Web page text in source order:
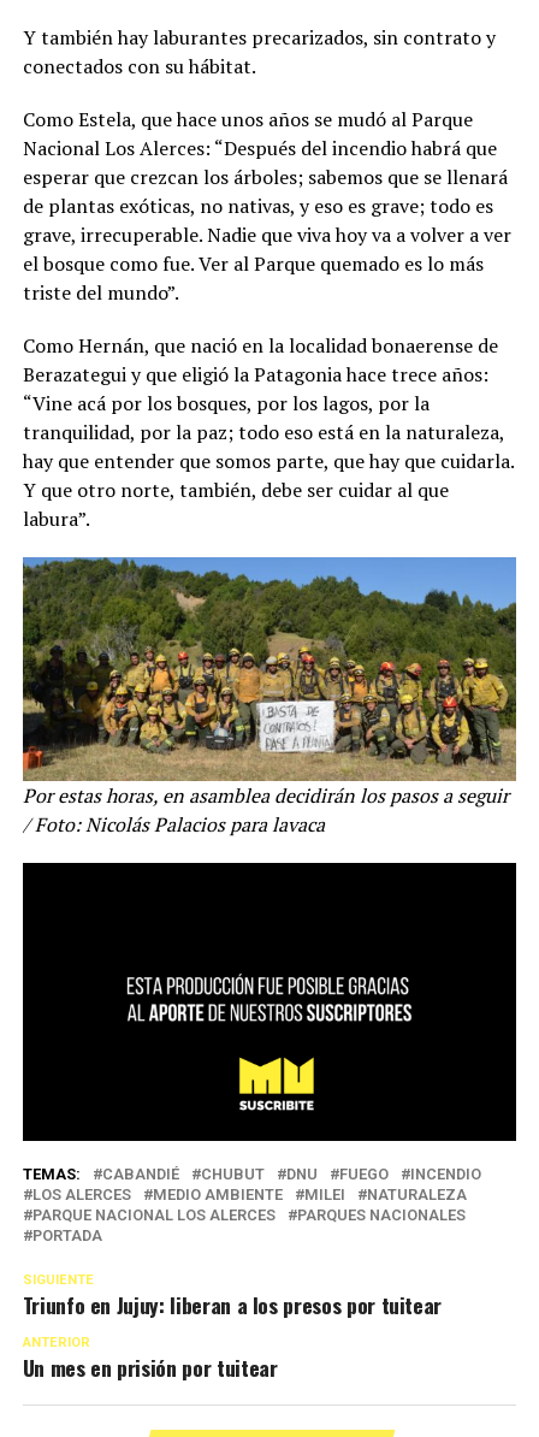
Y también hay laburantes precarizados, sin contrato y
conectados con su hábitat.
Como Estela, que hace unos años se mudó al Parque
Nacional Los Alerces: “Después del incendio habrá que
esperar que crezcan los árboles; sabemos que se llenará
de plantas exóticas, no nativas, y eso es grave; todo es
grave, irrecuperable. Nadie que viva hoy va a volver a ver
el bosque como fue. Ver al Parque quemado es lo más
triste del mundo”.
Como Hernán, que nació en la localidad bonaerense de
Berazategui y que eligió la Patagonia hace trece años:
“Vine acá por los bosques, por los lagos, por la
tranquilidad, por la paz; todo eso está en la naturaleza,
hay que entender que somos parte, que hay que cuidarla.
Y que otro norte, también, debe ser cuidar al que
labura”.
Por estas horas, en asamblea decidirán los pasos a seguir
/ Foto: Nicolás Palacios para lavaca
TEMAS: CABANDIÉ CHUBUT DNU FUEGO
INCENDIO
LOS ALERCES
MEDIO AMBIENTE MILEI
NATURALEZA
PARQUE NACIONAL LOS ALERCES
PARQUES NACIONALES
PORTADA
SIGUIENTE
Triunfo en Jujuy: liberan a los presos por tuitear
ANTERIOR
Un mes en prisión por tuitear